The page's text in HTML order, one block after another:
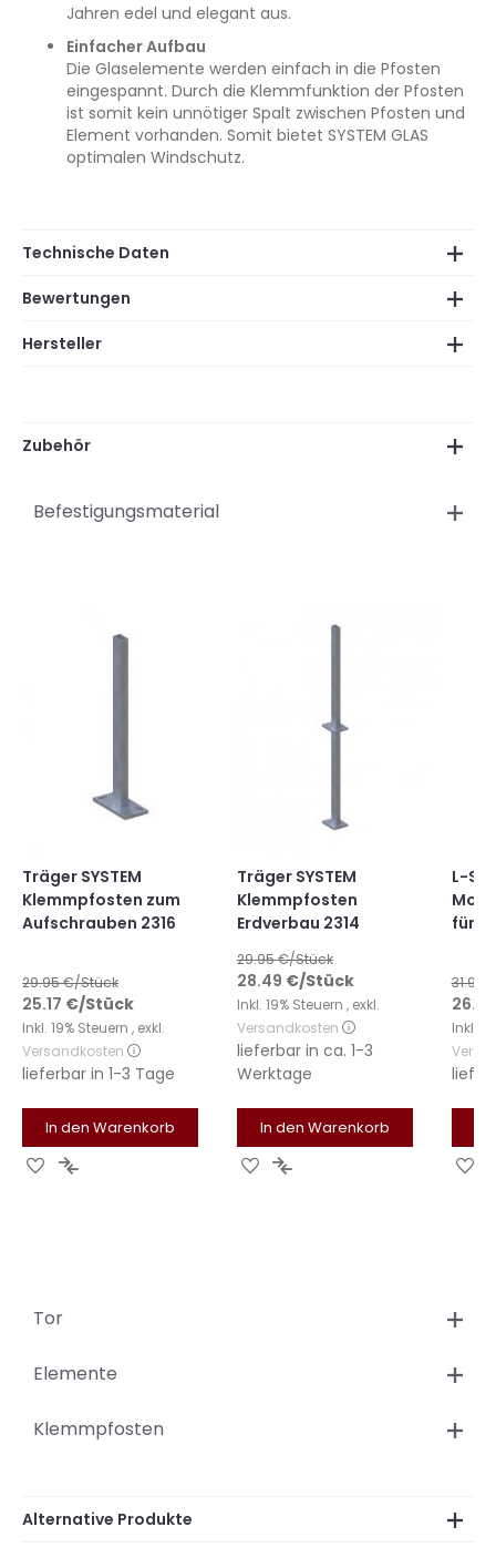
Jahren edel und elegant aus.
Einfacher Aufbau
Die Glaselemente werden einfach in die Pfosten
eingespannt. Durch die Klemmfunktion der Pfosten
ist somit kein unnötiger Spalt zwischen Pfosten und
Element vorhanden. Somit bietet SYSTEM GLAS
optimalen Windschutz.
Technische Daten
Bewertungen
Hersteller
Zubehör
Befestigungsmaterial
Träger SYSTEM
Klemmpfosten zum
Aufschrauben 2316
29.95€/Stück
25.17 €/Stück
Inkl. 19% Steuern , exkl.
Versandkosten
lieferbar in 1-3 Tage
In den Warenkorb
Zur Zur
Träger SYSTEM
Klemmpfosten
Erdverbau 2314
29.95€/Stück
28.49 €/Stück
Inkl. 19% Steuern , exkl.
Versandkosten
lieferbar in ca. 1-3
Werktage
In den Warenkorb
Zur Zur
L-
für
31.95
26.89
Inkl.
Tor
Elemente
Klemmpfosten
Alternative Produkte